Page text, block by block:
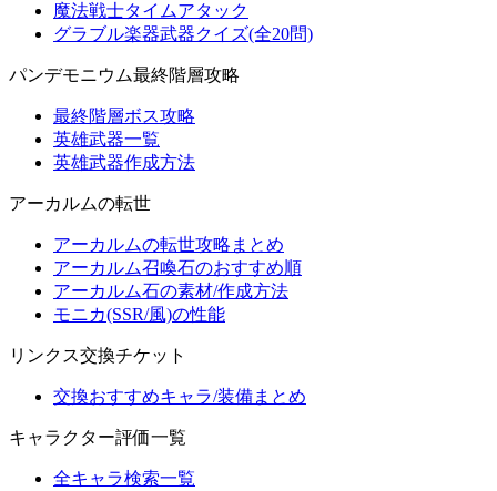
魔法戦士タイムアタック
グラブル楽器武器クイズ(全20問)
パンデモニウム最終階層攻略
最終階層ボス攻略
英雄武器一覧
英雄武器作成方法
アーカルムの転世
アーカルムの転世攻略まとめ
アーカルム召喚石のおすすめ順
アーカルム石の素材/作成方法
モニカ(SSR/風)の性能
リンクス交換チケット
交換おすすめキャラ/装備まとめ
キャラクター評価一覧
全キャラ検索一覧